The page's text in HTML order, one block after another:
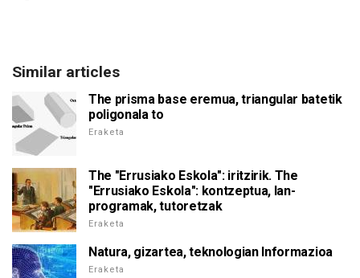
Similar articles
The prisma base eremua, triangular batetik
poligonala to
Eraketa
The "Errusiako Eskola": iritzirik. The
"Errusiako Eskola": kontzeptua, lan-
programak, tutoretzak
Eraketa
Natura, gizartea, teknologian Informazioa
Eraketa